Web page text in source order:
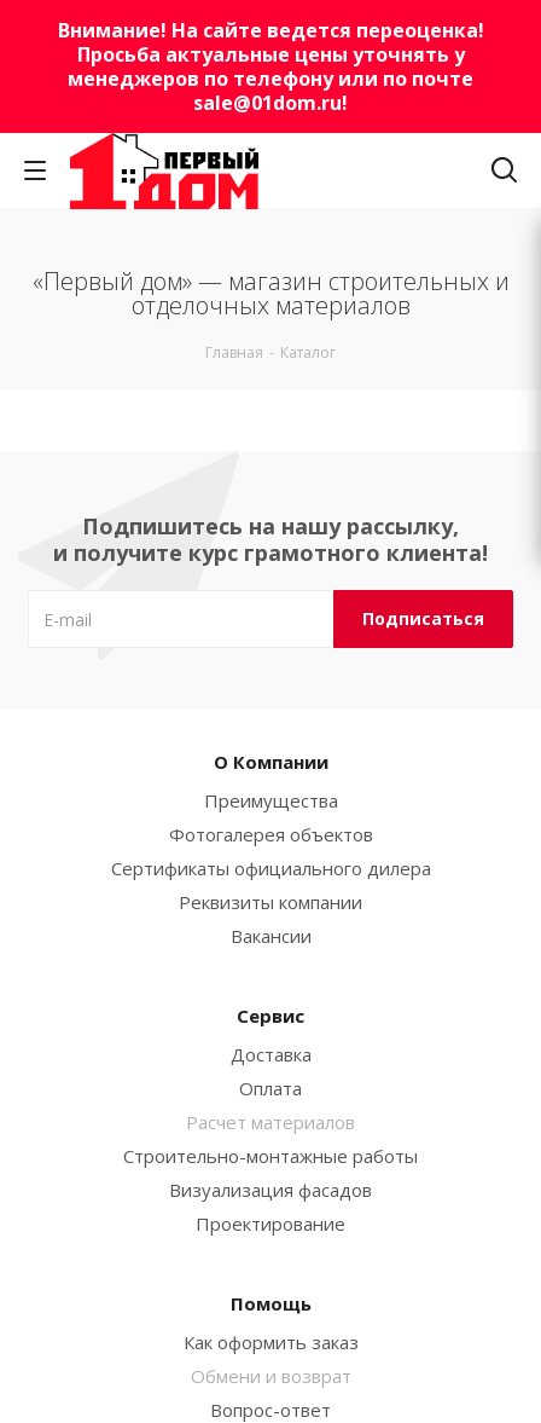
Внимание! На сайте ведется переоценка!
Просьба актуальные цены уточнять у
менеджеров по телефону или по почте
sale@01dom.ru!
«Первый дом» — магазин строительных и
отделочных материалов
Главная - Каталог
Подпишитесь на нашу рассылку,
и получите курс грамотного клиента!
О Компании
Преимущества
Фотогалерея объектов
Сертификаты официального дилера
Реквизиты компании
Вакансии
Сервис
Доставка
Оплата
Расчет материалов
Строительно-монтажные работы
Визуализация фасадов
Проектирование
Помощь
Как оформить заказ
Обмени и возврат
Вопрос-ответ